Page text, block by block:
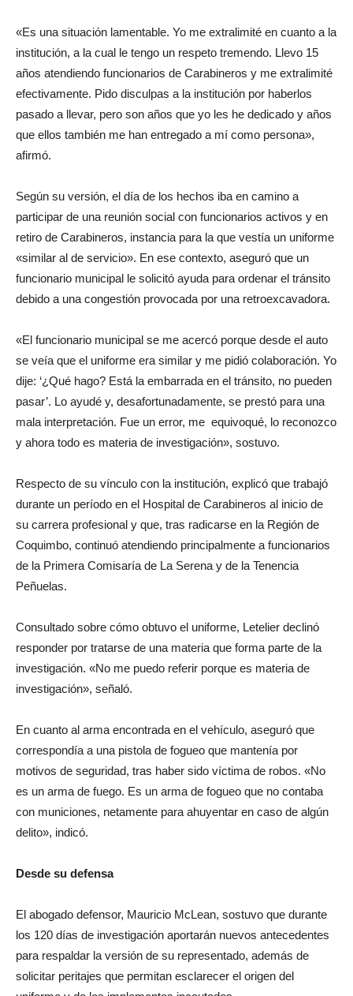
«Es una situación lamentable. Yo me extralimité en cuanto a la
institución, a la cual le tengo un respeto tremendo. Llevo 15
años atendiendo funcionarios de Carabineros y me extralimité
efectivamente. Pido disculpas a la institución por haberlos
pasado a llevar, pero son años que yo les he dedicado y años
que ellos también me han entregado a mí como persona»,
afirmó.
Según su versión, el día de los hechos iba en camino a
participar de una reunión social con funcionarios activos y en
retiro de Carabineros, instancia para la que vestía un uniforme
«similar al de servicio». En ese contexto, aseguró que un
funcionario municipal le solicitó ayuda para ordenar el tránsito
debido a una congestión provocada por una retroexcavadora.
«El funcionario municipal se me acercó porque desde el auto
se veía que el uniforme era similar y me pidió colaboración. Yo
dije: ‘¿Qué hago? Está la embarrada en el tránsito, no pueden
pasar’. Lo ayudé y, desafortunadamente, se prestó para una
mala interpretación. Fue un error, me equivoqué, lo reconozco
y ahora todo es materia de investigación», sostuvo.
Respecto de su vínculo con la institución, explicó que trabajó
durante un período en el Hospital de Carabineros al inicio de
su carrera profesional y que, tras radicarse en la Región de
Coquimbo, continuó atendiendo principalmente a funcionarios
de la Primera Comisaría de La Serena y de la Tenencia
Peñuelas.
Consultado sobre cómo obtuvo el uniforme, Letelier declinó
responder por tratarse de una materia que forma parte de la
investigación. «No me puedo referir porque es materia de
investigación», señaló.
En cuanto al arma encontrada en el vehículo, aseguró que
correspondía a una pistola de fogueo que mantenía por
motivos de seguridad, tras haber sido víctima de robos. «No
es un arma de fuego. Es un arma de fogueo que no contaba
con municiones, netamente para ahuyentar en caso de algún
delito», indicó.
Desde su defensa
El abogado defensor, Mauricio McLean, sostuvo que durante
los 120 días de investigación aportarán nuevos antecedentes
para respaldar la versión de su representado, además de
solicitar peritajes que permitan esclarecer el origen del